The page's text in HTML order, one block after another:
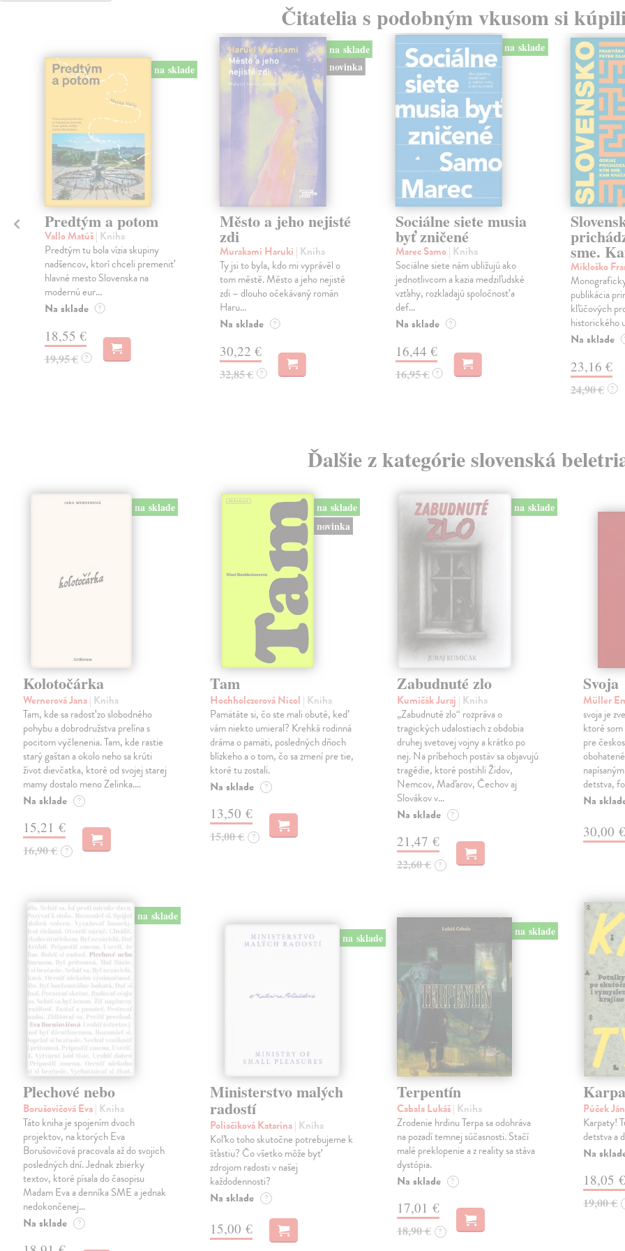
Čitatelia s podobným vkusom si
na sklade
Predtým a potom
Vallo Matúš| Kniha
Predtým tu bola vízia skupiny
nadšencov, ktorí chceli premeniť
hlavné mesto Slovenska na
modernú eur...
Na sklade ?
18,55 €
19,95 € ?
na sklade
novinka
Město a jeho nejisté
zdi
Murakami Haruki | Kniha
Ty jsi to byla, kdo mi vyprávěl o
tom městě. Město a jeho nejisté
zdi – dlouho očekávaný román
Haru...
Na sklade ?
30,22 €
32,85 € ?
na sklade
Sociálne siete musia
byť zničené
Marec Samo| Kniha
Sociálne siete nám ubližujú ako
jednotlivcom a kazia medziľudské
vzťahy, rozkladajú spoločnosť a
def...
Na sklade ?
16,44 €
16,95 € ?
sme.
Mikloško
publikácia
kľúčových
historického
Na sklade
23,16 €
24,90 € ?
Ďalšie z kategórie slovenská
na sklade
Kolotočárka
Wernerová Jana| Kniha
Tam, kde sa radosť zo slobodného
pohybu a dobrodružstva prelína s
pocitom vyčlenenia. Tam, kde rastie
starý gaštan a okolo neho sa krúti
život dievčatka, ktoré od svojej starej
mamy dostalo meno Zelinka.…
Na sklade ?
15,21 €
16,90 € ?
na sklade
novinka
Tam
Hochholczerová Nicol | Kniha
Pamätáte si, čo ste mali obuté, keď
vám niekto umieral? Krehká rodinná
dráma o pamäti, posledných dňoch
blízkeho a o tom, čo sa zmení pre tie,
ktoré tu zostali.
Na sklade ?
13,50 €
15,00 € ?
na sklade
Zabudnuté zlo
Kumičák Juraj | Kniha
„Zabudnuté zlo“ rozpráva o
tragických udalostiach z obdobia
druhej svetovej vojny a krátko po
nej. Na príbehoch postáv sa objavujú
tragédie, ktoré postihli Židov,
Nemcov, Maďarov, Čechov aj
Slovákov v…
Na sklade ?
21,47 €
22,60 € ?
Svoja
Müller
svoja je
ktoré
pre
detstva,
Na
30,00 €
na sklade
Plechové nebo
Borušovičová Eva| Kniha
Táto kniha je spojením dvoch
projektov, na ktorých Eva
Borušovičová pracovala až do svojich
posledných dní. Jednak zbierky
textov, ktoré písala do časopisu
Madam Eva a denníka SME a jednak
nedokončenej…
Na sklade ?
na sklade
Ministerstvo malých
radostí
Poliačiková Katarína| Kniha
Koľko toho skutočne potrebujeme k
šťastiu? Čo všetko môže byť
zdrojom radosti v našej
každodennosti?
Na sklade ?
15,00 €
na sklade
Terpentín
Cabala Lukáš| Kniha
Zrodenie hrdinu Terpa sa odohráva
na pozadí temnej súčasnosti. Stačí
malé preklopenie a z reality sa stáva
dystópia.
Na sklade ?
17,01 €
18,90 € ?
Púček Ján
Karpaty!
detstva a
Na
18,05 €
19,00 €